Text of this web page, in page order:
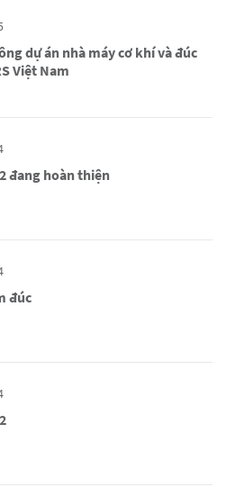
dự án nhà máy cơ khí và đúc
Việt Nam
đang hoàn thiện
đúc